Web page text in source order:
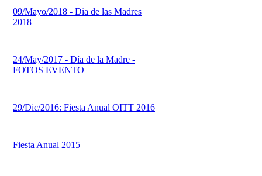
09/Mayo/2018 - Dia de las Madres
2018
24/May/2017 - Día de la Madre -
FOTOS EVENTO
29/Dic/2016: Fiesta Anual OITT 2016
Fiesta Anual 2015